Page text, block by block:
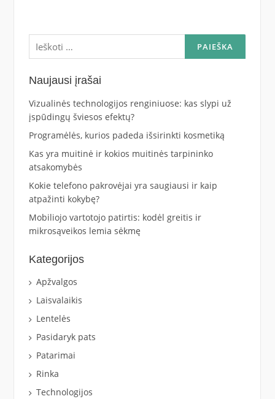
Ieškoti:
Naujausi įrašai
Vizualinės technologijos renginiuose: kas slypi už
įspūdingų šviesos efektų?
Programėlės, kurios padeda išsirinkti kosmetiką
Kas yra muitinė ir kokios muitinės tarpininko
atsakomybės
Kokie telefono pakrovėjai yra saugiausi ir kaip
atpažinti kokybę?
Mobiliojo vartotojo patirtis: kodėl greitis ir
mikrosąveikos lemia sėkmę
Kategorijos
Apžvalgos
Laisvalaikis
Lentelės
Pasidaryk pats
Patarimai
Rinka
Technologijos